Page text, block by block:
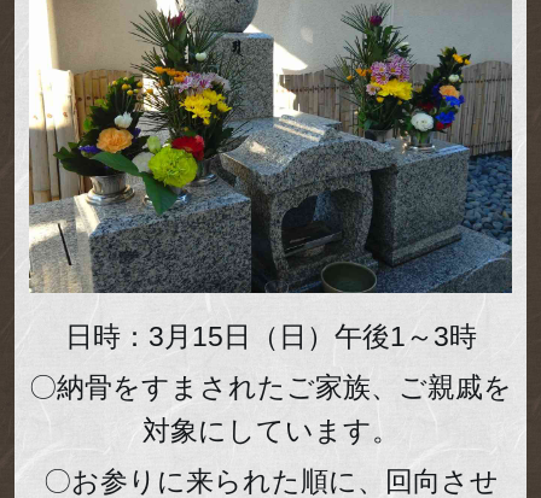
日時：3月15日（日）午後1～3時
〇納骨をすまされたご家族、ご親戚を
対象にしています。
〇お参りに来られた順に、回向させ